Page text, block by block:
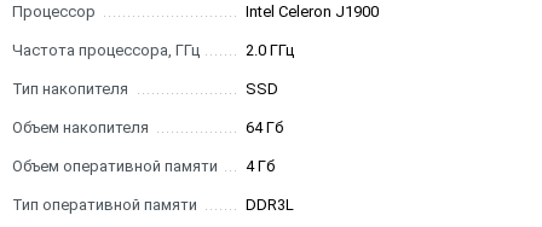
Процессор Intel Celeron J1900
Частота процессора, ГГц 2.0 ГГц
Тип накопителя SSD
Объем накопителя 64 Гб
Объем оперативной памяти 4 Гб
Тип оперативной памяти DDR3L